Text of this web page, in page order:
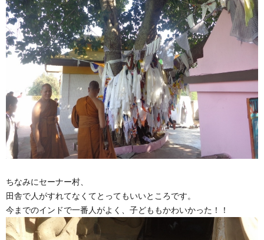
ちなみにセーナー村、
田舎で人がすれてなくてとってもいいところです。
今までのインドで一番人がよく、子どももかわいかった！！